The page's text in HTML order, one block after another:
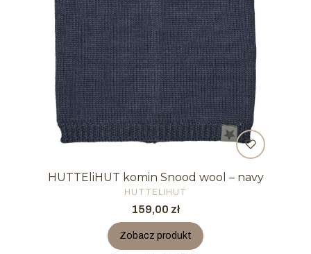
HUTTEliHUT komin Snood wool – navy
PRODUCENT
HUTTELIHUT
Cena
159,00 zł
Zobacz produkt